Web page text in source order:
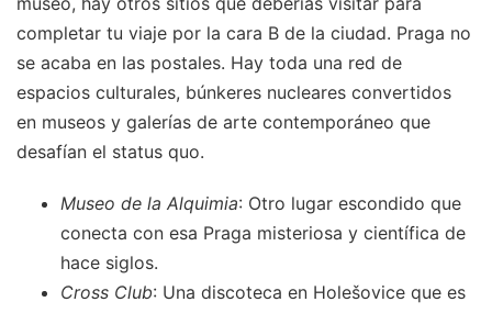
completar tu viaje por la cara B de la ciudad. Praga no
se acaba en las postales. Hay toda una red de
espacios culturales, búnkeres nucleares convertidos
en museos y galerías de arte contemporáneo que
desafían el status quo.
Museo de la Alquimia: Otro lugar escondido que
conecta con esa Praga misteriosa y científica de
hace siglos.
Cross Club: Una discoteca en Holešovice que es